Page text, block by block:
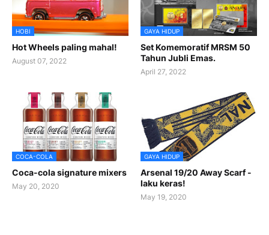
HOBI
Hot Wheels paling mahal!
August 07, 2022
GAYA HIDUP
Set Komemoratif MRSM 50
Tahun Jubli Emas.
April 27, 2022
COCA-COLA
Coca-cola signature mixers
May 20, 2020
GAYA HIDUP
Arsenal 19/20 Away Scarf -
laku keras!
May 19, 2020